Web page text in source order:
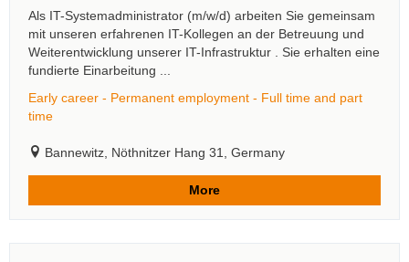
Als IT-Systemadministrator (m/w/d) arbeiten Sie gemeinsam
mit unseren erfahrenen IT-Kollegen an der Betreuung und
Weiterentwicklung unserer IT-Infrastruktur . Sie erhalten eine
fundierte Einarbeitung ...
Early career - Permanent employment - Full time and part
time
Bannewitz, Nöthnitzer Hang 31, Germany
More